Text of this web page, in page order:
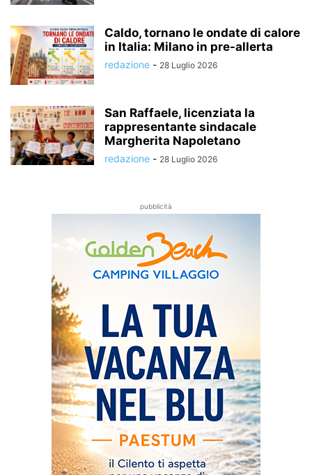
Caldo, tornano le ondate di calore
in Italia: Milano in pre-allerta
redazione - 28 Luglio 2026
San Raffaele, licenziata la
rappresentante sindacale
Margherita Napoletano
redazione - 28 Luglio 2026
pubblicità